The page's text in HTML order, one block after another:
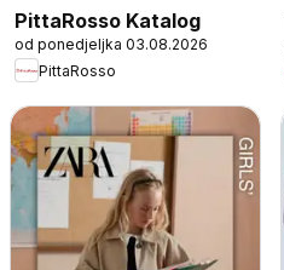
PittaRosso Katalog
od ponedjeljka 03.08.2026
PittaRosso